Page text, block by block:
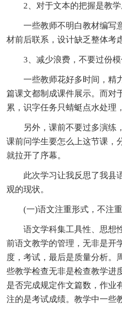
2、对于文本的把握是教学
一些教师不明白教材编写
材前后联系，设计缺乏整体考
3、减少浪费，不要过份模
一些教师花好多时间，精
篇课文都制成课件展示。而对
累，识字任务只蜻蜓点水处理
另外，课前不要过多演练
课前问学生要怎么上这节课，
就拉开了序幕。
此次学习让我反思了我县
观的现状。
(一)语文注重形式，不注重
语文学科集工具性、思想
前语文教学的管理，无非是开
度，考试，最后是质量分析。
些教学检查无非是检查教学进
是否完成规定作文篇数，作业
注的是考试成绩。教学中一些